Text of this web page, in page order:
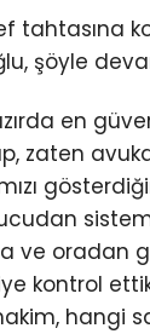
tahtasına
şöyle
en
zaten
ve oradan
kontrol
hangi